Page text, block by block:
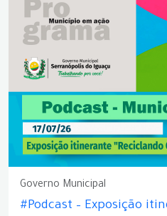
Governo Municipal
#Podcast – Exposição